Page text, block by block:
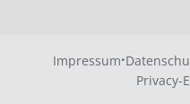
Impressum·
Privacy-